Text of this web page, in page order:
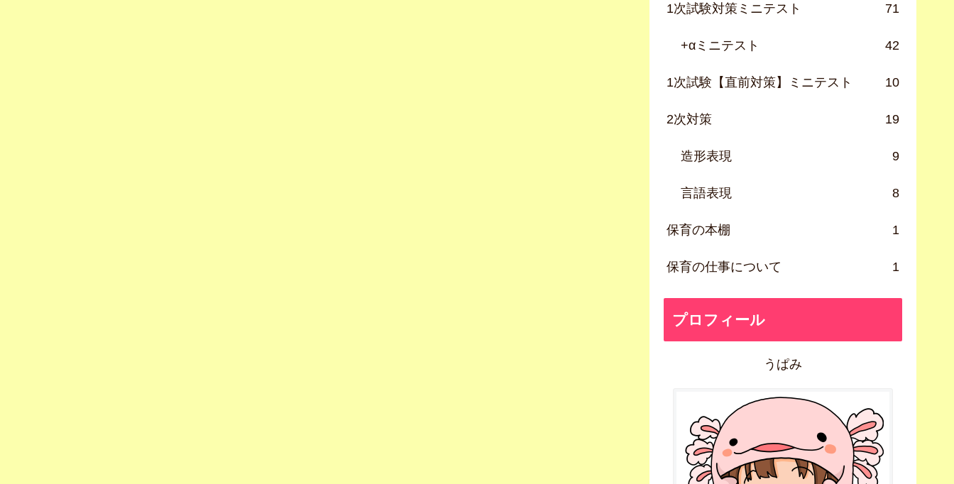
1次試験対策ミニテスト 71
+αミニテスト 42
1次試験【直前対策】ミニテスト 10
2次対策 19
造形表現 9
言語表現 8
保育の本棚 1
保育の仕事について 1
プロフィール
うぱみ